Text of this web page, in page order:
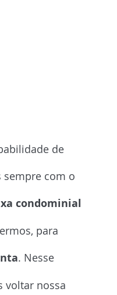
de
sempre com o
condominial
para
. Nesse
voltar nossa